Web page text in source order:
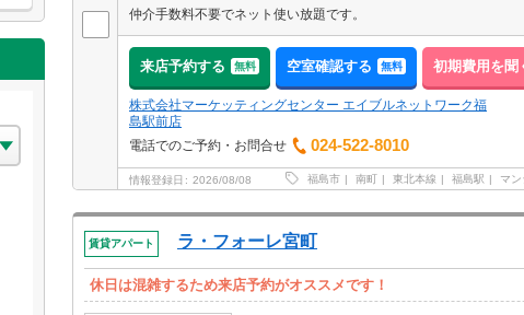
仲介手数料不要でネット使い放題です。
来店予約する 無料 空室確認する 無料 初期費用を聞
株式会社マーケッティングセンター エイブルネットワーク福
島駅前店
電話でのご予約・お問合せ
024-522-8010
情報登録日 2026/08/08 福島市 南町 東北本線 福島駅 マン
賃貸アパート ラ・フォーレ宮町
休日は混雑するため来店予約がオススメです！